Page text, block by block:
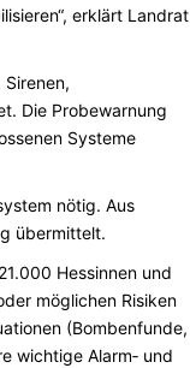
erklärt Landrat
Die Probewarnung
Systeme
nötig. Aus
übermittelt.
Hessinnen und
möglichen Risiken
(Bombenfunde,
wichtige Alarm‐ und